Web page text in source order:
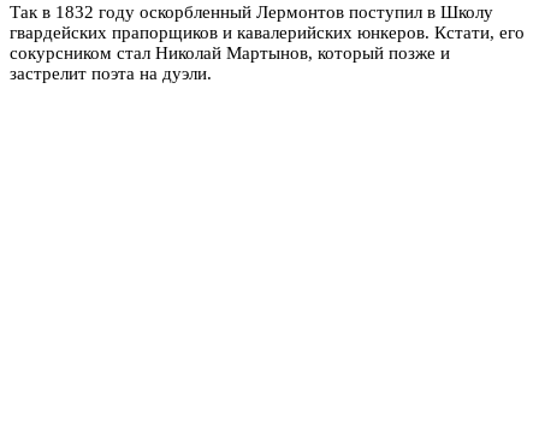
Так в 1832 году оскорбленный Лермонтов поступил в Школу
гвардейских прапорщиков и кавалерийских юнкеров. Кстати, его
сокурсником стал Николай Мартынов, который позже и
застрелит поэта на дуэли.